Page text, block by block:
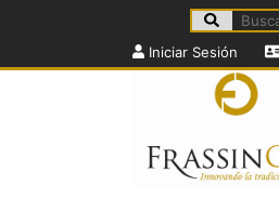
Iniciar Sesión